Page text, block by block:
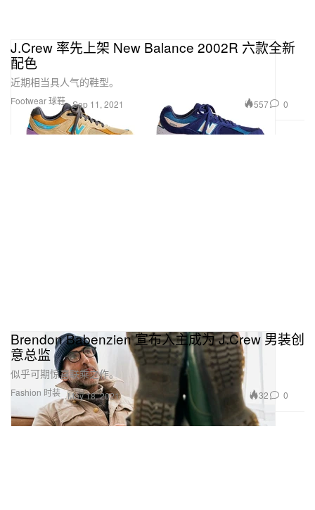
Footwear 球鞋
J.Crew 率先上架 New Balance 2002R 六款全新
配色
近期相当具人气的鞋型。
Sep 11, 2021 557 0
Fashion 时装
Brendon Babenzien 宣布入主成为 J.Crew 男装创
意总监
似乎可期惊喜联乘之作。
May 18, 2021 32 0